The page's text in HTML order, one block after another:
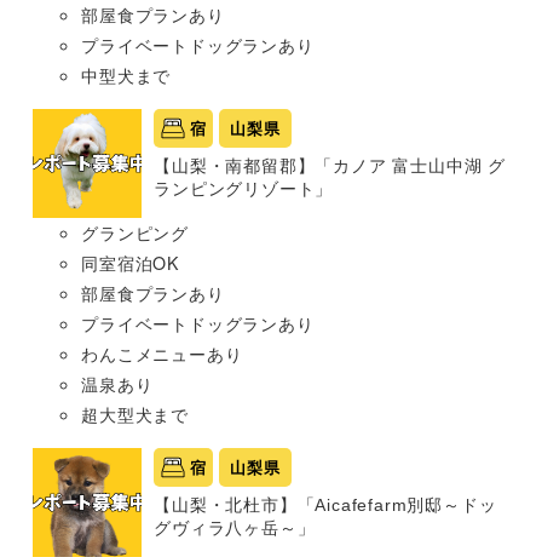
部屋食プランあり
プライベートドッグランあり
中型犬まで
宿 山梨県
【山梨・南都留郡】「カノア 富士山中湖 グ
ランピングリゾート」
グランピング
同室宿泊OK
部屋食プランあり
プライベートドッグランあり
わんこメニューあり
温泉あり
超大型犬まで
宿 山梨県
【山梨・北杜市】「Aicafefarm別邸～ドッ
グヴィラ八ヶ岳～」